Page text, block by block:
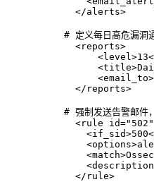
  </alerts>
# 定义每日高危漏洞
  <reports>
  </reports>
# 强制发送告警邮
<rule
  </rule>